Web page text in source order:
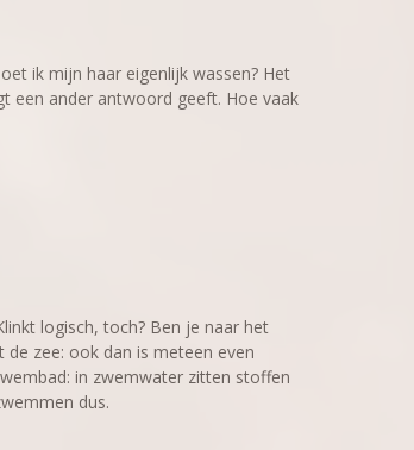
ik mijn haar eigenlijk wassen? Het
een ander antwoord geeft. Hoe vaak
logisch, toch? Ben je naar het
zee: ook dan is meteen even
in zwemwater zitten stoffen
dus.